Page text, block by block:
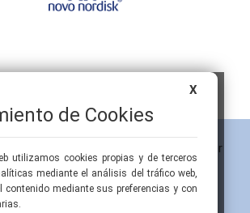
X
de Cookies
utilizamos cookies propias y de terceros
mediante el análisis del tráfico web,
contenido mediante sus preferencias y con